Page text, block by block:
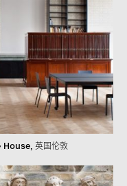
House 英国伦敦